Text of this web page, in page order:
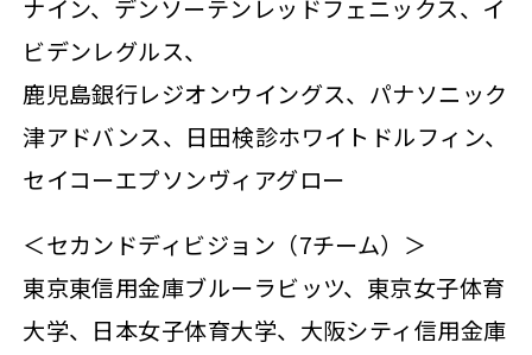
ナイン、デンソーテンレッドフェニックス、イ
ビデンレグルス、
鹿児島銀行レジオンウイングス、パナソニック
津アドバンス、日田検診ホワイトドルフィン、
セイコーエプソンヴィアグロー
＜セカンドディビジョン（7チーム）＞
東京東信用金庫ブルーラビッツ、東京女子体育
大学、日本女子体育大学、大阪シティ信用金庫